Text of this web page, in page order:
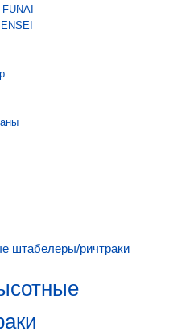
штабелеры/ричтраки